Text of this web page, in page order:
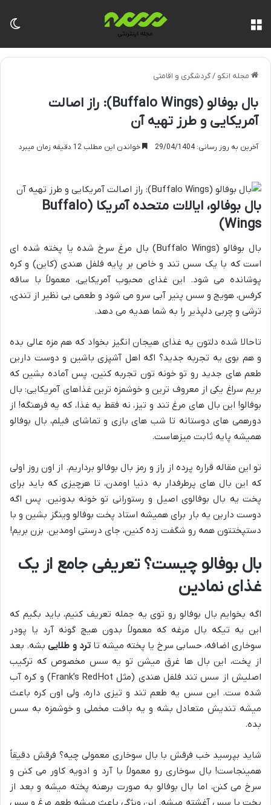
مجله انکو /گردشگری و اقامتی
بال بوفالو (Buffalo Wings): راز اصالت
آمریکایی و طرز تهیه آن
آخرین به روز رسانی: 29/04/1404 خواندن این مطلب 12 دقیقه زمان میبرد
بال بوفالو، ایالات متحده آمریکا (Buffalo
Wings)
بال بوفالو (Buffalo Wings) بال مرغ سرخ شده یا پخته شده ای
است که با یک سس تند و خاص بر پایه فلفل هندی (کاین) و کره
پوشانده می شود. این غذای محبوب آمریکایی، معمولاً با ساقه
کرفس، هویج و سس پنیر آبی سرو می شود و طعمی بی نظیر از تندی،
ترشی و چربی دلپذیر را به شما هدیه می دهد.
تاحالا شده دلتون یه غذای هیجان انگیز بخواد که هم مزه عالی بده
و هم بوی یه تجربه جدید؟ اگه اهل آشپزی باشین و دوست دارین
طعم های جدید رو تو خونه تون تجربه کنین، پس آماده بشین که
بریم سراغ یکی از معروف ترین و خوشمزه ترین غذاهای آمریکایی: بال
بوفالو! این بال های مرغ تند و تیز، نه فقط یه غذا، که یه فرهنگه! از
دورهمی های دوستانه تا شب های بازی و تماشای فیلم، بال بوفالو
همیشه پایه ثابت میزهاست.
تو این مقاله قراره پرده از راز و رمز بال بوفالو برداریم. از اون روز اولی
که این بال های پرطرفدار به دنیا اومدن، تا هرچیزی که باید برای
پخت یه بال بوفالوی اصیل و رستورانی تو خونه بدونین. پس اگه
دوست دارین یه بار برای همیشه استاد پخت بوفالو وینگز بشین و با
دستپختتون همه رو شگفت زده کنین، جای درستی اومدین. بزن بریم!
بال بوفالو چیست؟ تعریفی جامع از یک
غذای نمادین
اگه بخوایم بال بوفالو رو توی یه جمله تعریف کنیم، باید بگیم که
این یه تیکه بال مرغه که معمولاً بدون هیچ گونه آرد یا پودر
سوخاری اضافه، حسابی سرخ یا پخته میشه تاترد و طلاییبشه. بعد
از پخت، این بال ها غرق میشن تو یه سس مخصوص که ترکیب
اصلیش از سس تند فلفل هندی (مثل Frank’s RedHot) و کره آب
شده ست. این سس یه طعم تند و تیزی داره، ولی اون کره باعث
میشه تندیش متعادل بشه و یه بافت مخملی و خوشمزه به سس
بده.
شاید بپرسید خب فرقش با بال سوخاری معمولی چیه؟ فرقش دقیقاً
همینجاست! بال سوخاری رو معمولاً با آرد و ادویه کاور می کنن و
سرخ می کنن، اما بال بوفالو به صورت برهنه پخته میشه و بعد از